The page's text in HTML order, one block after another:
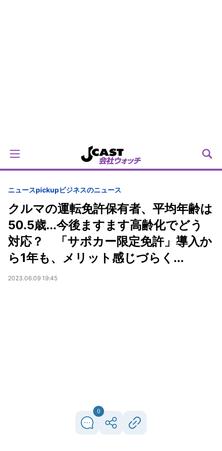
ニュースpickupビジネスのニュース
クルマの運転免許保有者、平均年齢は
50.5歳...今後ますます高齢化でどう
対応？ 「サポカー限定免許」導入か
ら1年も、メリット感じづらく...
2023.06.09 19:45
0